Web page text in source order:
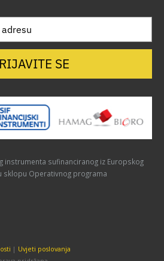
SE
instrumenta sufinanciranog iz Europskog
sklopu Operativnog programa
| Uvjeti poslovanja